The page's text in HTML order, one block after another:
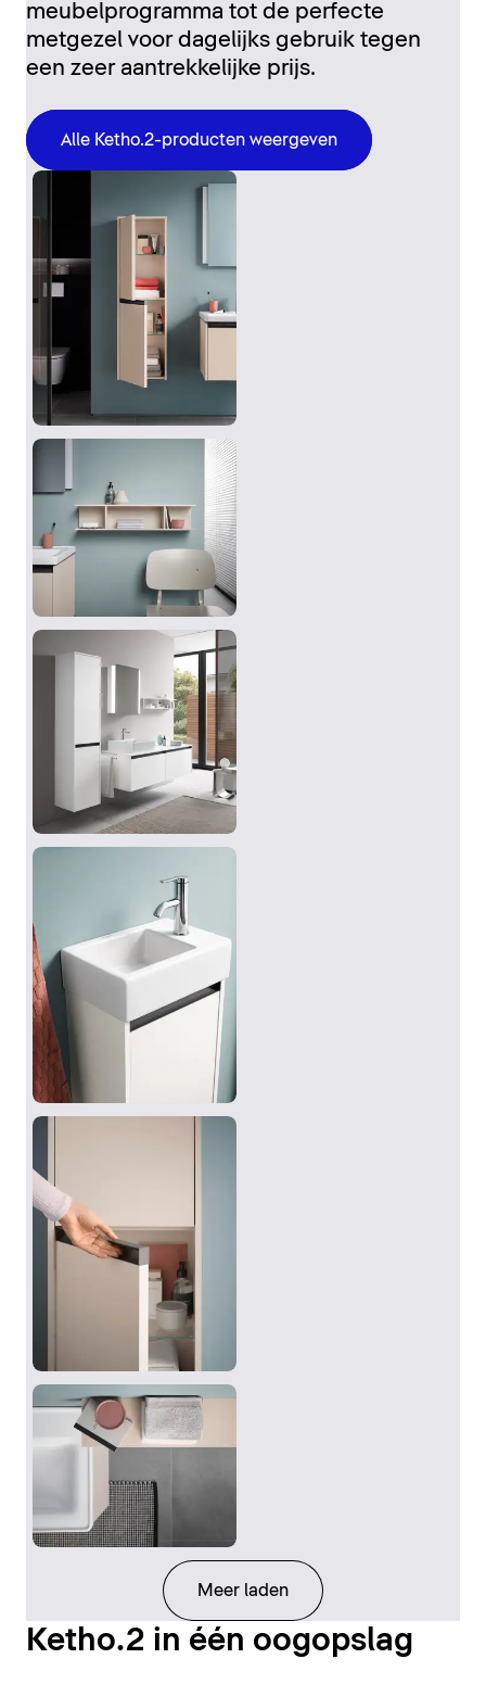
meubelprogramma tot de perfecte
metgezel voor dagelijks gebruik tegen
een zeer aantrekkelijke prijs.
Alle Ketho.2-producten weergeven
Meer laden
Ketho.2 in één oogopslag